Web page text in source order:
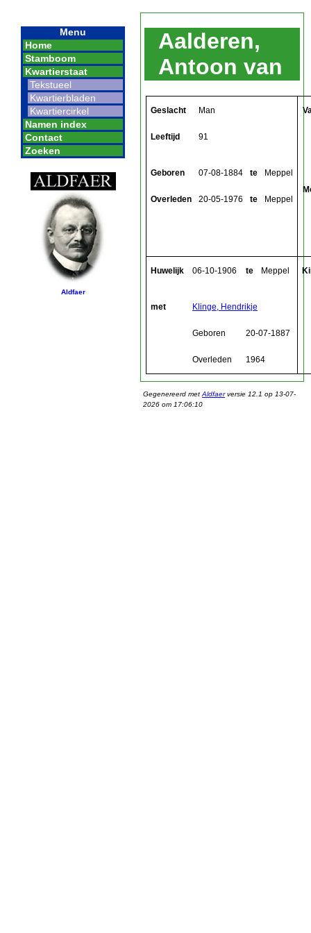
Menu
Home
Stamboom
Kwartierstaat
Tekstueel
Kwartierbladen
Kwartiercirkel
Namen index
Contact
Zoeken
Aldfaer
Aalderen,
Antoon van
Geslacht Man
Leeftijd 91
Geboren 07-08-1884 te Meppel
Overleden 20-05-1976 te Meppel
Huwelijk 06-10-1906 te Meppel
met Klinge, Hendrikje
Geboren 20-07-1887
Overleden 1964
Gegenereerd met Aldfaerversie 12.1 op 13-07-
2026 om 17:06:10